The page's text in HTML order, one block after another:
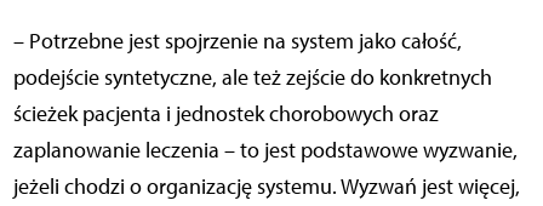
– Potrzebne jest spojrzenie na system jako całość,
podejście syntetyczne, ale też zejście do konkretnych
ścieżek pacjenta i jednostek chorobowych oraz
zaplanowanie leczenia – to jest podstawowe wyzwanie,
jeżeli chodzi o organizację systemu. Wyzwań jest więcej,